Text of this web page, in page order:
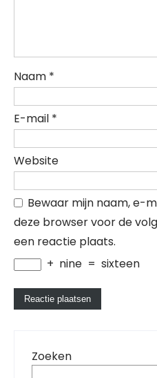
Naam *
E-mail *
Website
Bewaar mijn naam, e-
deze browser voor de
een reactie plaats.
+ nine = sixteen
Zoeken